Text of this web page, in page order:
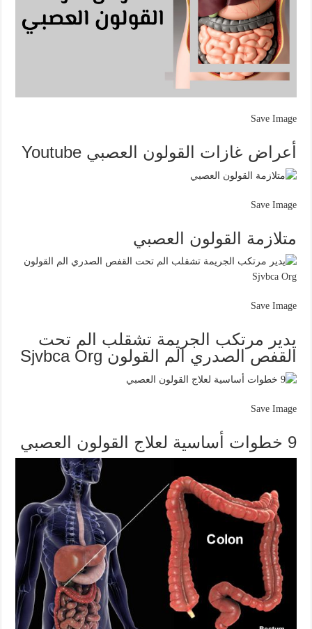
Save Image
أعراض غازات القولون العصبي Youtube
Save Image
متلازمة القولون العصبي
Save Image
يدير مرتكب الجريمة تشقلب الم تحت
القفص الصدري الم القولون Sjvbca Org
Save Image
9 خطوات أساسية لعلاج القولون العصبي